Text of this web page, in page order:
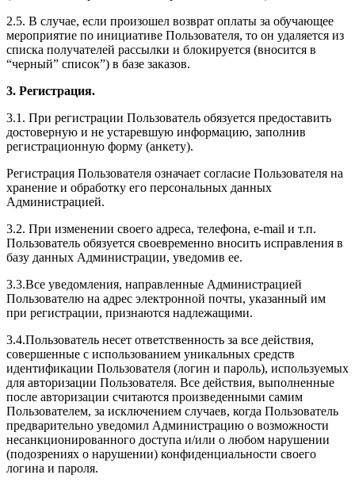
2.5. В случае, если произошел возврат оплаты за обучающее
мероприятие по инициативе Пользователя, то он удаляется из
списка получателей рассылки и блокируется (вносится в
“черный” список”) в базе заказов.
3. Регистрация.
3.1. При регистрации Пользователь обязуется предоставить
достоверную и не устаревшую информацию, заполнив
регистрационную форму (анкету).
Регистрация Пользователя означает согласие Пользователя на
хранение и обработку его персональных данных
Администрацией.
3.2. При изменении своего адреса, телефона, e-mail и т.п.
Пользователь обязуется своевременно вносить исправления в
базу данных Администрации, уведомив ее.
3.3.Все уведомления, направленные Администрацией
Пользователю на адрес электронной почты, указанный им
при регистрации, признаются надлежащими.
3.4.Пользователь несет ответственность за все действия,
совершенные с использованием уникальных средств
идентификации Пользователя (логин и пароль), используемых
для авторизации Пользователя. Все действия, выполненные
после авторизации считаются произведенными самим
Пользователем, за исключением случаев, когда Пользователь
предварительно уведомил Администрацию о возможности
несанкционированного доступа и/или о любом нарушении
(подозрениях о нарушении) конфиденциальности своего
логина и пароля.